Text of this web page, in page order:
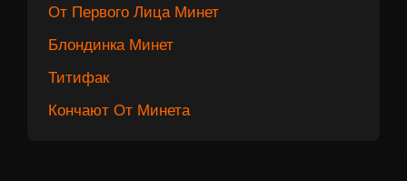
От Первого Лица Минет
Блондинка Минет
Титифак
Кончают От Минета